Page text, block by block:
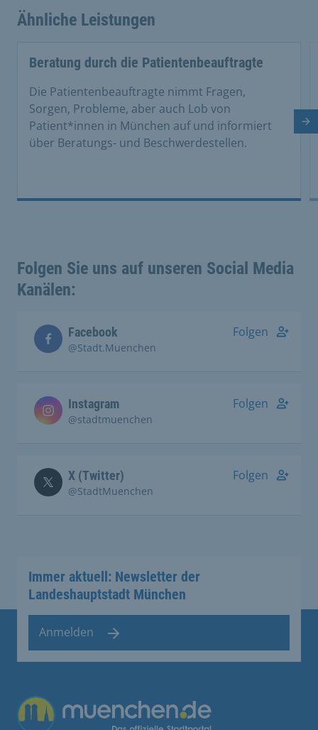
Ähnliche Leistungen
Beratung durch die Patientenbeauftragte
Die Patientenbeauftragte nimmt Fragen,
Sorgen, Probleme, aber auch Lob von
Patient*innen in München auf und informiert
über Beratungs- und Beschwerdestellen.
Folgen Sie uns auf unseren Social Media
Kanälen:
Facebook
@Stadt.Muenchen
Folgen
Instagram
@stadtmuenchen
Folgen
X (Twitter)
@StadtMuenchen
Folgen
Immer aktuell: Newsletter der
Landeshauptstadt München
Anmelden
Übergreifende Links